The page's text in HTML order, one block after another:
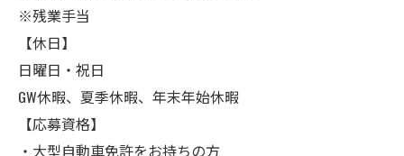
※残業手当
【休日】
日曜日・祝日
GW休暇、夏季休暇、年末年始休暇
【応募資格】
・大型自動車免許をお持ちの方